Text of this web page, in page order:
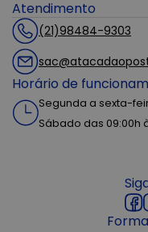
Atendimento
(21)98484-9303
Horário de
Segunda a sexta-
Sábado das 09:00h